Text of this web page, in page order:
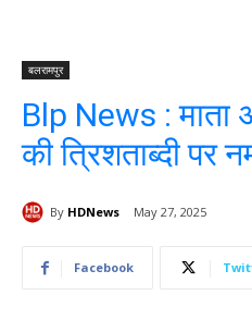
बलरामपुर
Blp News : माता
की त्रिशताब्दी पर
By HDNews May 27, 2025
Facebook